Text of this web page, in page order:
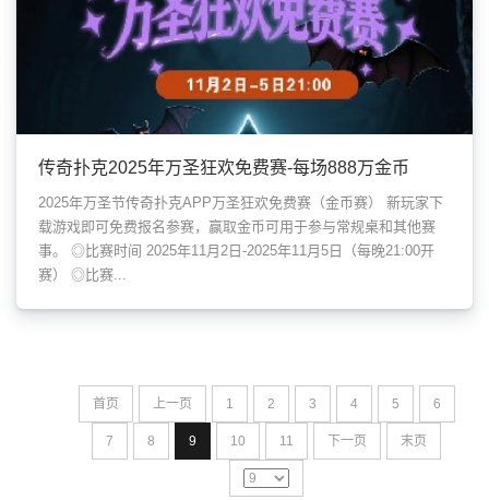
传奇扑克2025年万圣狂欢免费赛-每场888万金币
2025年万圣节传奇扑克APP万圣狂欢免费赛（金币赛） 新玩家下
载游戏即可免费报名参赛，赢取金币可用于参与常规桌和其他赛
事。 ◎比赛时间 2025年11月2日-2025年11月5日（每晚21:00开
赛） ◎比赛...
首页 上一页 1 2 3 4 5 6
7 8 9 10 11 下一页 末页